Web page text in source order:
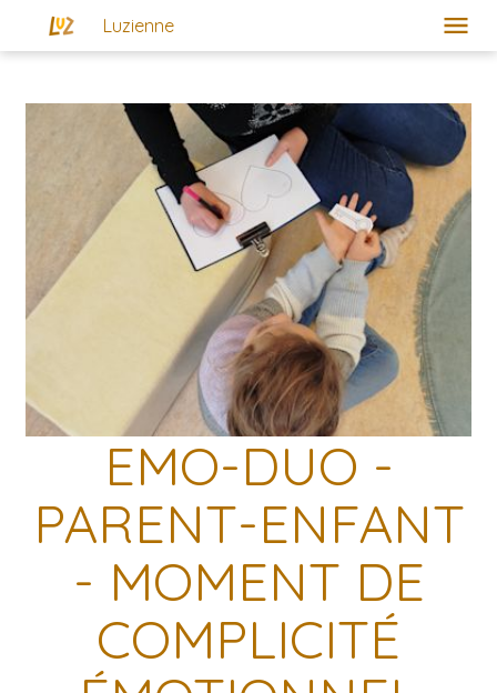
Luzienne
Créativité et Imaginaire
Pour qui?
Contact
À propos
Actualités
EMO-DUO -
PARENT-ENFANT
- MOMENT DE
COMPLICITÉ